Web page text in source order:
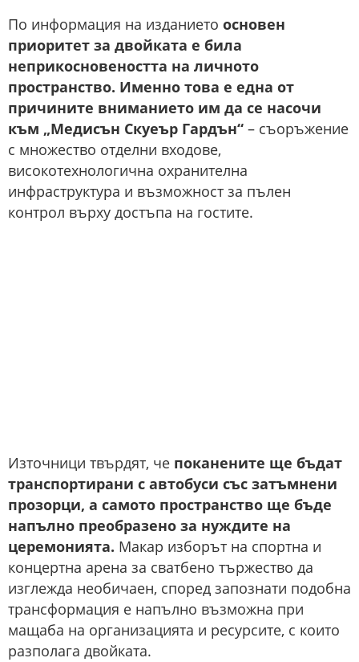
По информация на изданието основен
приоритет за двойката е била
неприкосновеността на личното
пространство. Именно това е една от
причините вниманието им да се насочи
към „Медисън Скуеър Гардън“ – съоръжение
с множество отделни входове,
високотехнологична охранителна
инфраструктура и възможност за пълен
контрол върху достъпа на гостите.
Източници твърдят, че поканените ще бъдат
транспортирани с автобуси със затъмнени
прозорци, а самото пространство ще бъде
напълно преобразено за нуждите на
церемонията. Макар изборът на спортна и
концертна арена за сватбено тържество да
изглежда необичаен, според запознати подобна
трансформация е напълно възможна при
мащаба на организацията и ресурсите, с които
разполага двойката.